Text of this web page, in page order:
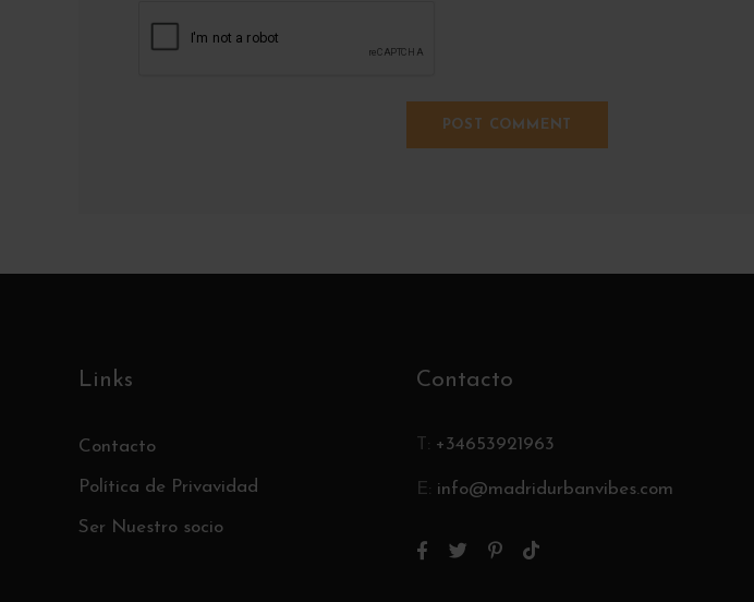
Links
Contacto
Política de Privavidad
Ser Nuestro socio
Contacto
T: +34653921963
E: info@madridurbanvibes.com